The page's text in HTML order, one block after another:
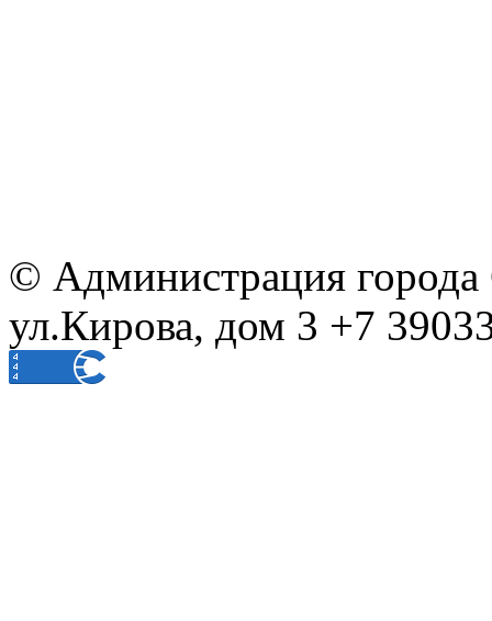
© Администрация города
ул.Кирова, дом 3 +7